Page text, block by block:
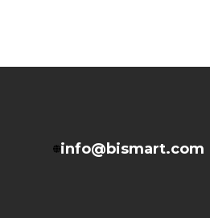
info@bismart.com